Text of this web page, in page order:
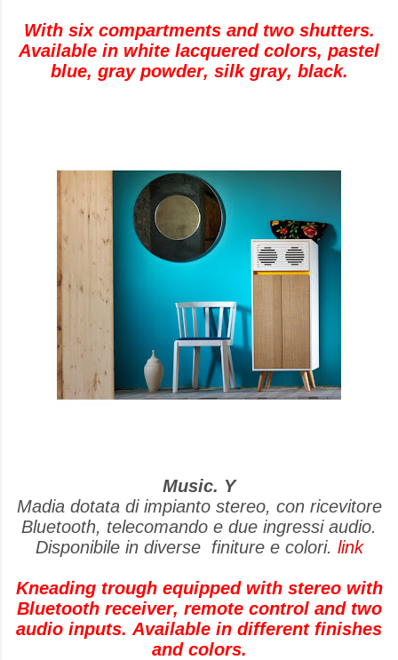
With six compartments and two shutters.
Available in white lacquered colors, pastel
blue, gray powder, silk gray, black.
Music. Y
Madia dotata di impianto stereo, con ricevitore
Bluetooth, telecomando e due ingressi audio.
Disponibile in diverse finiture e colori. link
Kneading trough equipped with stereo with
Bluetooth receiver, remote control and two
audio inputs. Available in different finishes
and colors.